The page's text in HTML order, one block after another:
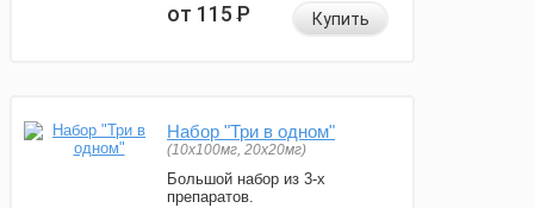
от 115Р Купить
Набор "Три в одном"
(10x100мг, 20x20мг)
Большой набор из 3-х
препаратов.